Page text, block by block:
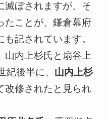
滅ぼされますが、そ
たことが、鎌倉幕府
記されています。
山内上杉氏と扇谷上
後半に、 山内上杉
改修されたと見られ